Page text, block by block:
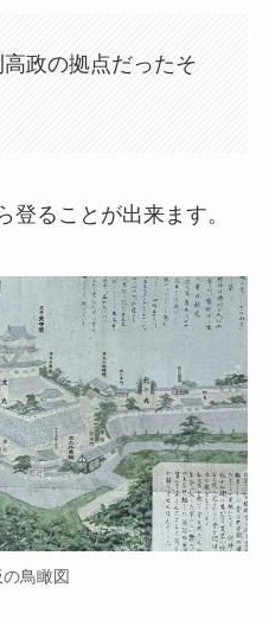
政の拠点だったそ
登ることが出来ます。
鳥瞰図